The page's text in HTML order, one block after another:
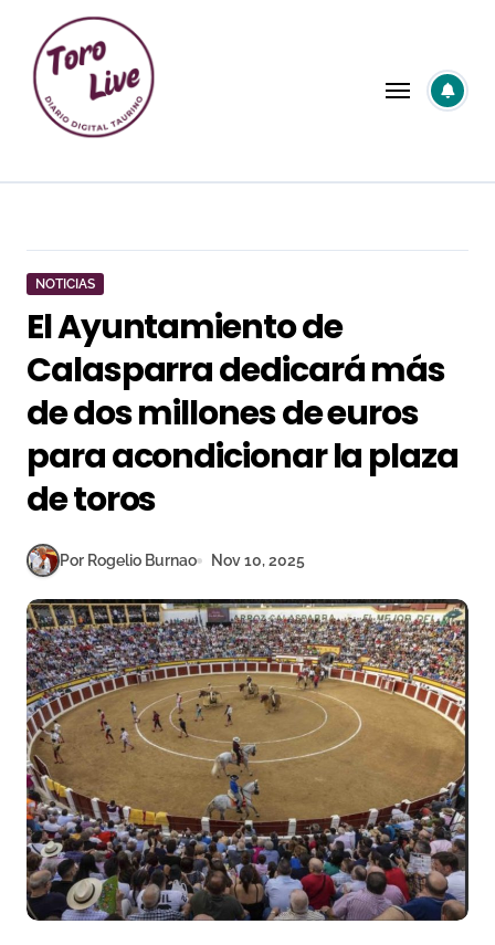
contenido
NOTICIAS
El Ayuntamiento de
Calasparra dedicará más
de dos millones de euros
para acondicionar la plaza
de toros
Por Rogelio Burnao Nov 10, 2025